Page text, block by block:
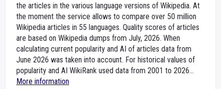
the articles in the various language versions of Wikipedia. At
the moment the service allows to compare over 50 million
Wikipedia articles in 55 languages. Quality scores of articles
are based on Wikipedia dumps from July, 2026. When
calculating current popularity and AI of articles data from
June 2026 was taken into account. For historical values of
popularity and AI WikiRank used data from 2001 to 2026...
More information